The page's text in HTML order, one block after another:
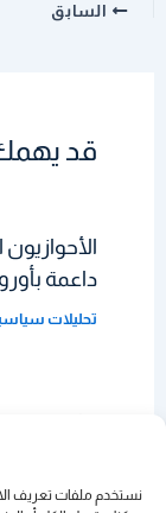
نستخدم ملفات تعريف
السابق
قد
داعمة
تحليلات